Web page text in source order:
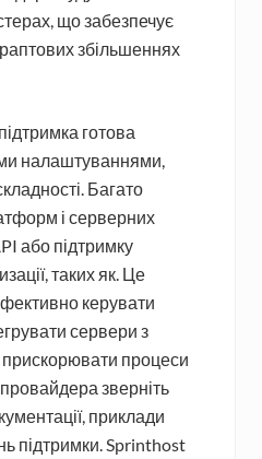
що забезпечує
збільшеннях
готова
налаштуваннями,
Багато
і серверних
або підтримку
таких як. Це
керувати
сервери з
процеси
зверніть
приклади
підтримки. Sprinthost